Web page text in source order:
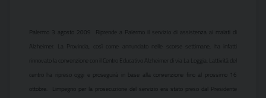
Palermo 3 agosto 2009  Riprende a Palermo il servizio di assistenza ai malati di
Alzheimer. La Provincia, così come annunciato nelle scorse settimane, ha infatti
rinnovato la convenzione con il Centro Educativo Alzheimer di via La Loggia. Lattività del
centro ha ripreso oggi e proseguirà in base alla convenzione fino al prossimo 16
ottobre.
Limpegno per la prosecuzione del servizio era stato preso dal Presidente